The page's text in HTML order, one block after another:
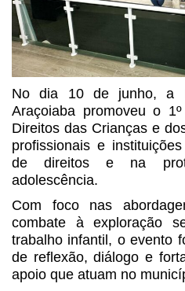
No dia 10 de junho, a
Araçoiaba promoveu o
Direitos das Crianças e
profissionais e
de direitos e na
adolescência.
Com foco nas
combate à exploração
trabalho infantil, o evento
de reflexão, diálogo e
apoio que atuam no